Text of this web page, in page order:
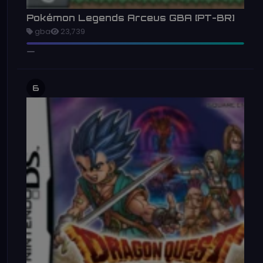
Pokémon Legends Arceus GBA [PT-BR]
gba 23,739
6